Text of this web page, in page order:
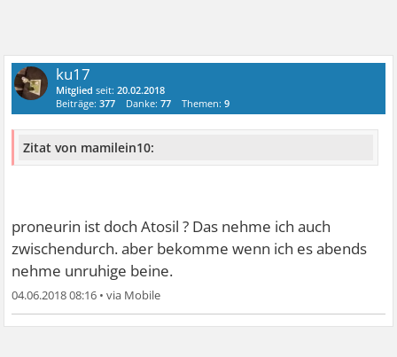
ku17
Mitglied seit:20.02.2018
Beiträge:377 Danke:77 Themen:9
Zitat von mamilein10:
proneurin ist doch Atosil ? Das nehme ich auch
zwischendurch. aber bekomme wenn ich es abends
nehme unruhige beine.
04.06.2018 08:16 •